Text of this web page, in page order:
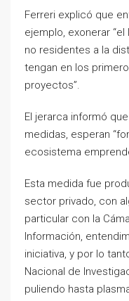
Ferreri explicó que
ejemplo, exonerar
no residentes a la
tengan en los
proyectos”.
El jerarca informó
medidas, esperan
ecosistema
Esta medida fue
sector privado, con
particular con la
Información,
iniciativa, y por lo
Nacional de
puliendo hasta